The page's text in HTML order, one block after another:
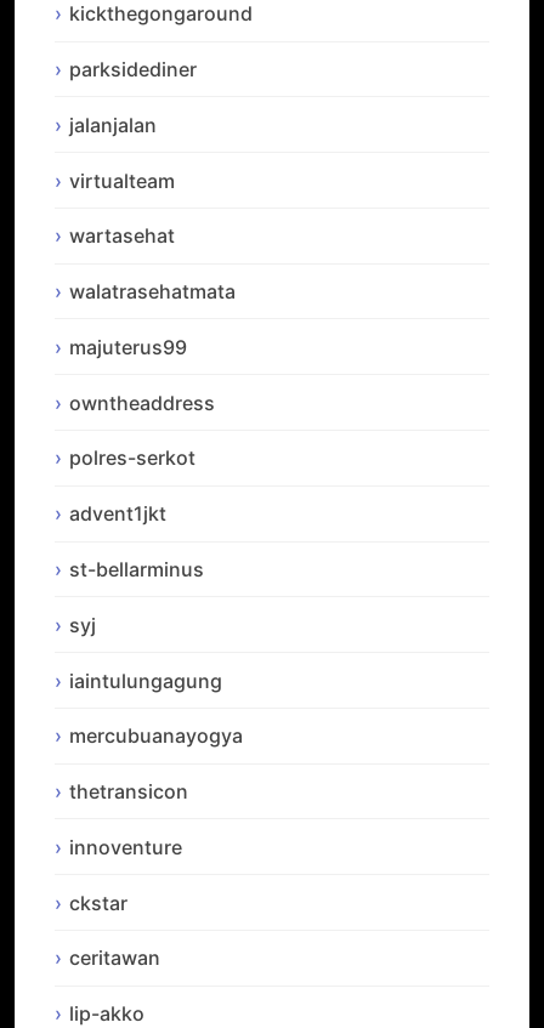
kickthegongaround
parksidediner
jalanjalan
virtualteam
wartasehat
walatrasehatmata
majuterus99
owntheaddress
polres-serkot
advent1jkt
st-bellarminus
syj
iaintulungagung
mercubuanayogya
thetransicon
innoventure
ckstar
ceritawan
lip-akko